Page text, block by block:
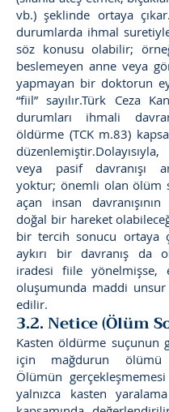
vb.) şeklinde ortaya
durumlarda ihmal
söz konusu olabilir;
beslemeyen anne veya
yapmayan bir doktorun
“fiil” sayılır.Türk Ceza
durumları ihmali
öldürme (TCK m.83)
veya pasif davranışı
yoktur; önemli olan ölüm
açan insan davranışının
doğal bir hareket
bir tercih sonucu ortaya
aykırı bir davranış da
iradesi fiile yönelmişse,
oluşumunda maddi
edilir.
3.2. Netice (Ölüm
Kasten öldürme suçunun
için mağdurun ölümü
Ölümün
yalnızca kasten